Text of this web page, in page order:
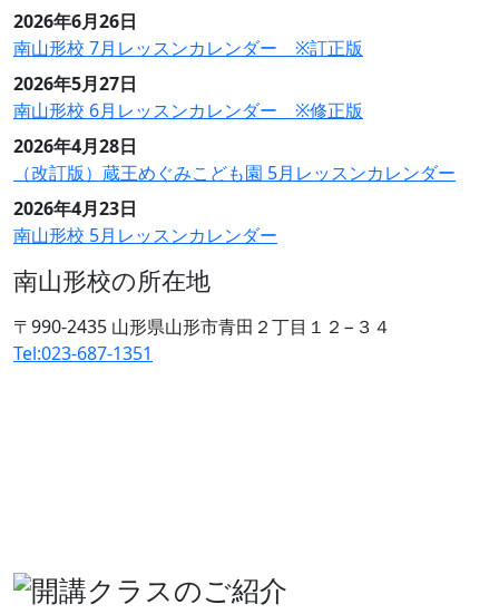
2026年6月26日
南山形校 7月レッスンカレンダー ※訂正版
2026年5月27日
南山形校 6月レッスンカレンダー ※修正版
2026年4月28日
（改訂版）蔵王めぐみこども園 5月レッスンカレンダー
2026年4月23日
南山形校 5月レッスンカレンダー
南山形校の所在地
〒990-2435 山形県山形市青田２丁目１２−３４
Tel:023-687-1351